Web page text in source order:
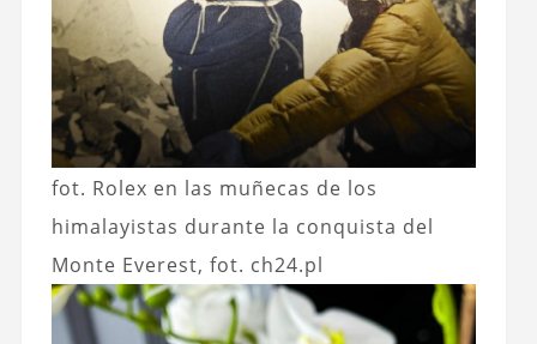
fot. Rolex en las muñecas de los
himalayistas durante la conquista del
Monte Everest, fot. ch24.pl